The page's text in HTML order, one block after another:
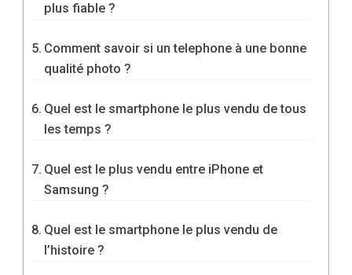
plus fiable ?
Comment savoir si un telephone à une bonne
qualité photo ?
Quel est le smartphone le plus vendu de tous
les temps ?
Quel est le plus vendu entre iPhone et
Samsung ?
Quel est le smartphone le plus vendu de
l’histoire ?